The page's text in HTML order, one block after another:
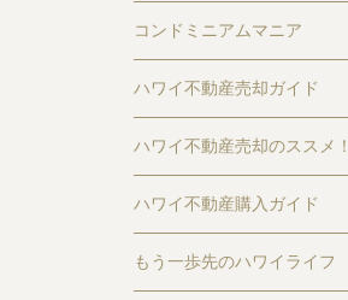
コンドミニアムマニア
ハワイ不動産売却ガイド
ハワイ不動産売却のススメ！
ハワイ不動産購入ガイド
もう一歩先のハワイライフ